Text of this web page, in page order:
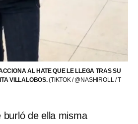
AL HATE QUE LE LLEGA TRAS SU
VILLALOBOS.(TIKTOK / @NASHIROLL / T
de ella misma